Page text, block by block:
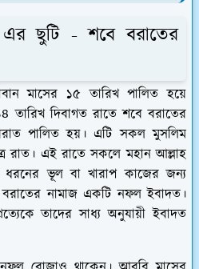
ছুটি - শবে বরাতের
মাসের ১৫ তারিখ পালিত হয়ে
তারিখ দিবাগত রাতে শবে বরাতের
পালিত হয়। এটি সকল মুসলিম
রাত। এই রাতে সকলে মহান আল্লাহ
ধরনের ভূল বা খারাপ কাজের জন্য
বরাতের নামাজ একটি নফল ইবাদত।
তাদের সাধ্য অনুযায়ী ইবাদত